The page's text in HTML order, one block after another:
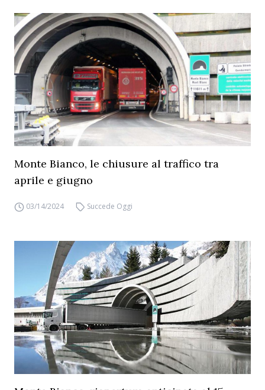
Monte Bianco, le chiusure al traffico tra
aprile e giugno
03/14/2024 Succede Oggi